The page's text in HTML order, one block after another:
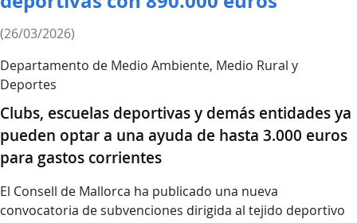
(26/03/2026)
Departamento de Medio Ambiente, Medio Rural y
Deportes
Clubs, escuelas deportivas y demás entidades ya
pueden optar a una ayuda de hasta 3.000 euros
para gastos corrientes
El Consell de Mallorca ha publicado una nueva
convocatoria de subvenciones dirigida al tejido deportivo